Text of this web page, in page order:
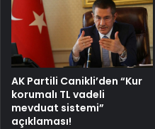
AK Partili Canikli’den “Kur
korumalı TL vadeli
mevduat sistemi”
açıklaması!